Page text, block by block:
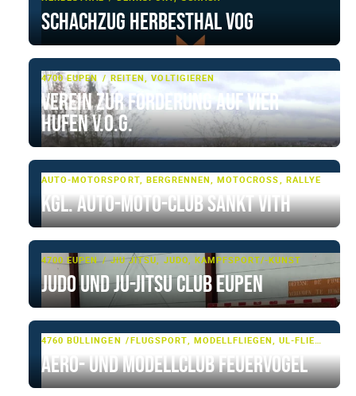
Schachzug Herbesthal VoG
4700 EUPEN REITEN, VOLTIGIEREN
Verein zur Förderung auf vier
Hufen V.o.G.
AUTO-MOTORSPORT, BERGRENNEN, MOTOCROSS, RALLYE
Kgl. Auto-Moto-Club Sankt Vith
4700 EUPEN JIU JITSU, JUDO, KAMPFSPORT/-KUNST
Judo und Ju-Jitsu Club Eupen
4760 BÜLLINGEN
Aero- und Modellclub Feuervogel